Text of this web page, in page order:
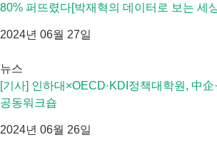
80% 퍼뜨렸다[박재혁의 데이터로 보는 세
2024년 06월 27일
뉴스
[기사] 인하대×OECD·KDI정책대학원, 中企
공동워크숍
2024년 06월 26일